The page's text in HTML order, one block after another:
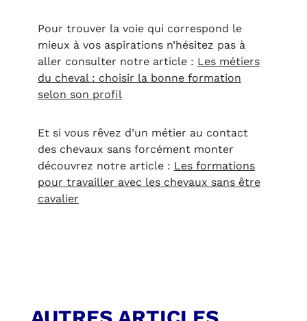
Pour trouver la voie qui correspond le
mieux à vos aspirations n’hésitez pas à
aller consulter notre article : Les métiers
du cheval : choisir la bonne formation
selon son profil
Et si vous rêvez d’un métier au contact
des chevaux sans forcément monter
découvrez notre article : Les formations
pour travailler avec les chevaux sans être
cavalier